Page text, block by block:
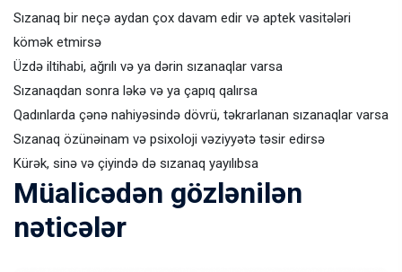
Sızanaq bir neçə aydan çox davam edir və aptek vasitələri
kömək etmirsə
Üzdə iltihabi, ağrılı və ya dərin sızanaqlar varsa
Sızanaqdan sonra ləkə və ya çapıq qalırsa
Qadınlarda çənə nahiyəsində dövrü, təkrarlanan sızanaqlar varsa
Sızanaq özünəinam və psixoloji vəziyyətə təsir edirsə
Kürək, sinə və çiyində də sızanaq yayılıbsa
Müalicədən gözlənilən
nəticələr